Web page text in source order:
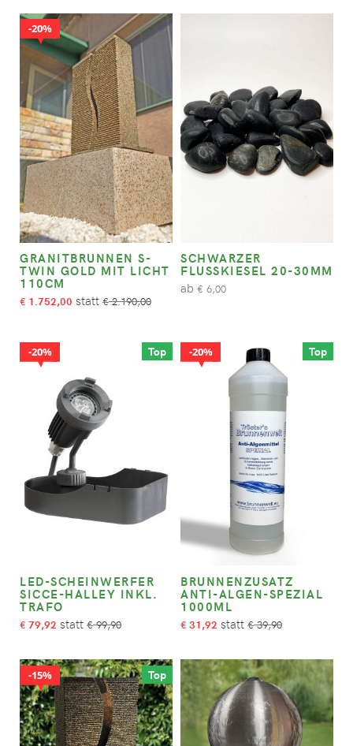
20%
GRANITBRUNNEN S-
TWIN GOLD MIT LICHT
110CM
€ 1.752,00 €2.190,00
SCHWARZER
FLUSSKIESEL 20-30MM
ab € 6,00
Top
20%
LED-SCHEINWERFER
SICCE-HALLEY INKL.
TRAFO
€ 79,92 €99,90
Top
20%
BRUNNENZUSATZ
ANTI-ALGEN-SPEZIAL
1000ML
€ 31,92 €39,90
Top
15%